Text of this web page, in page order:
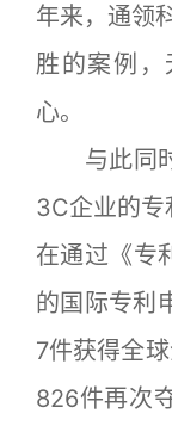
年来，通领
胜的案例
心。
与此同时
3C企业的专
在通过《专
的国际专利
7件获得全
826件再次